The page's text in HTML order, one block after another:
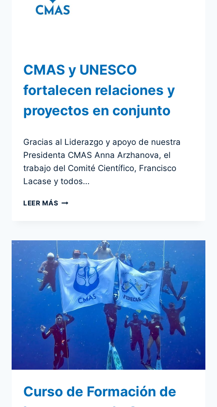
PISCINA
CMAS y UNESCO
fortalecen relaciones y
proyectos en conjunto
admin
Gracias al Liderazgo y apoyo de nuestra
Presidenta CMAS Anna Arzhanova, el
trabajo del Comité Científico, Francisco
Lacase y todos…
LEER MÁS CMAS
RELACIONES
PROYECTOS
EN
CONJUNTO
Curso de Formación de